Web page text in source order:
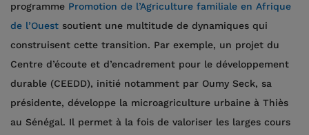
programme Promotion de l’Agriculture familiale en Afrique
de l’Ouest soutient une multitude de dynamiques qui
construisent cette transition. Par exemple, un projet du
Centre d’écoute et d’encadrement pour le développement
durable (CEEDD), initié notamment par Oumy Seck, sa
présidente, développe la microagriculture urbaine à Thiès
au Sénégal. Il permet à la fois de valoriser les larges cours